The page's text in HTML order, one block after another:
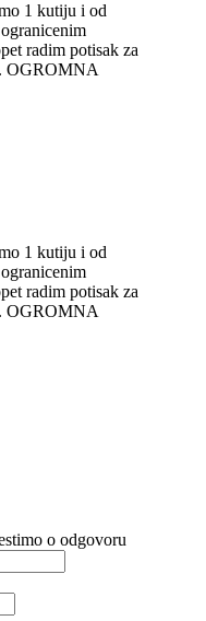
1 kutiju i od
radim potisak za
OGROMNA
1 kutiju i od
radim potisak za
OGROMNA
o odgovoru